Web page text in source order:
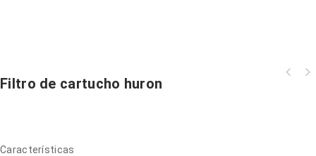
Filtro de cartucho huron
Características